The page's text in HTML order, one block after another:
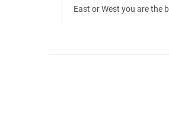
East or West you are the